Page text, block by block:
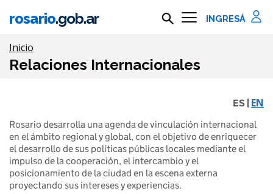
Ir al contenido principal
rosario.gob.ar Buscar en rosario.gob.ar
Información importante
Inicio
Relaciones Internacionales
ES | EN
Rosario desarrolla una agenda de vinculación internacional
en el ámbito regional y global, con el objetivo de enriquecer
el desarrollo de sus políticas públicas locales mediante el
impulso de la cooperación, el intercambio y el
posicionamiento de la ciudad en la escena externa
proyectando sus intereses y experiencias.